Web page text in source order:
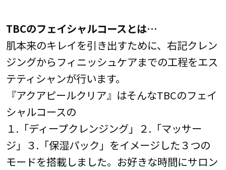
TBCのフェイシャルコースとは…
肌本来のキレイを引き出すために、右記クレン
ジングからフィニッシュケアまでの工程をエス
テティシャンが行います。
『アクアピールクリア』はそんなTBCのフェイ
シャルコースの
１.「ディープクレンジング」２.「マッサー
ジ」３.「保湿パック」をイメージした３つの
モードを搭載しました。お好きな時間にサロン